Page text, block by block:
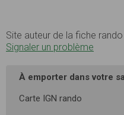
Site auteur de la fiche rando
Signaler un problème
À emporter dans votre
Carte IGN rando